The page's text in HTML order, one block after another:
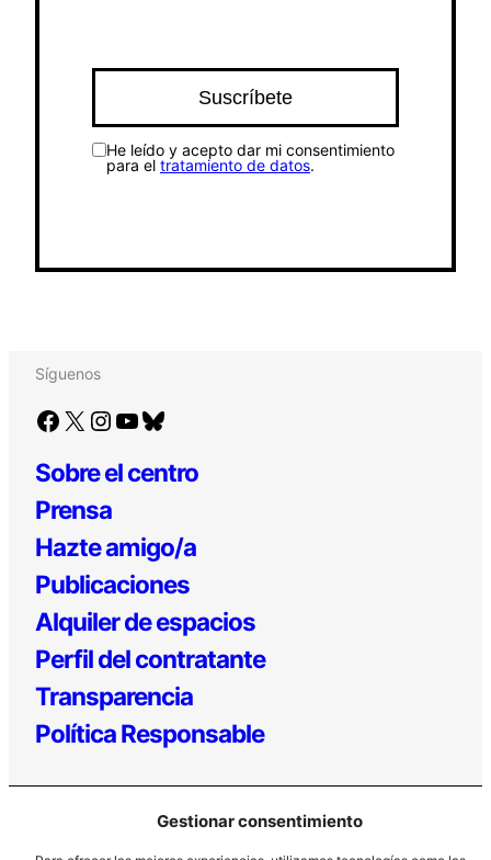
Gestionar consentimiento
He leído y acepto dar mi consentimiento
para el tratamiento de datos.
Síguenos
Facebook X Instagram YouTube Bluesky
Sobre el centro
Prensa
Hazte amigo/a
Publicaciones
Alquiler de espacios
Perfil del contratante
Transparencia
Política Responsable